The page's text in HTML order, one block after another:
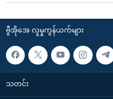
ဗွီအိုအေ လူမှုကွန်ယက်များ
သတင်း